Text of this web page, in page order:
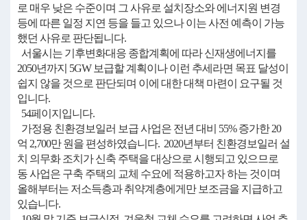
로 매우 낮은 수준이며 그 사유로 설치장소와 에너지원 변경
등에 따른 일정 지연 등을 들고 있으나 이는 사전 예측이 가능
했던 사유로 판단됩니다.
서울시는 기후변화대응 종합계획에 따라 신재생에너지를
2050년까지 5GW 보급할 계획이나 이런 추세라면 목표 달성이
쉽지 않을 것으로 판단되며 이에 대한 대책 마련이 요구될 것
입니다.
54페이지입니다.
가정용 친환경보일러 보급 사업은 전년 대비 55% 증가한 20
억 2,700만 원을 편성하였습니다. 2020년부터 친환경보일러 설
치 의무화 조치가 신축 주택을 대상으로 시행되고 있으므로
동 사업은 구축 주택의 교체 수요에 적용하고자 하는 것이며
올해부터는 저소득층과 취약계층에게만 보조금을 지급하고
있습니다.